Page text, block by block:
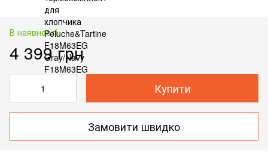
В наявності
4 399 грн
Купити
Замовити швидко